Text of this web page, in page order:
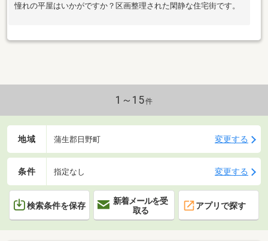
憧れの平屋はいかがですか？区画整理された閑静な住宅街です。
1～15件
地域 蒲生郡日野町 変更する
条件 指定なし 変更する
検索条件を保存
新着メールを受
取る
アプリで探す